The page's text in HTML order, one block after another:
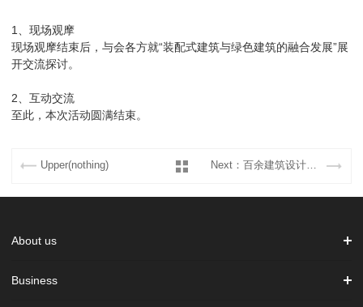
1、现场观摩
现场观摩结束后，与会各方就“装配式建筑与绿色建筑的融合发展”展
开交流探讨。
2、互动交流
至此，本次活动圆满结束。
Upper(nothing) Next：百余建筑设计专家汇聚库马克大厦，共同聚焦装配式...
About us
Business